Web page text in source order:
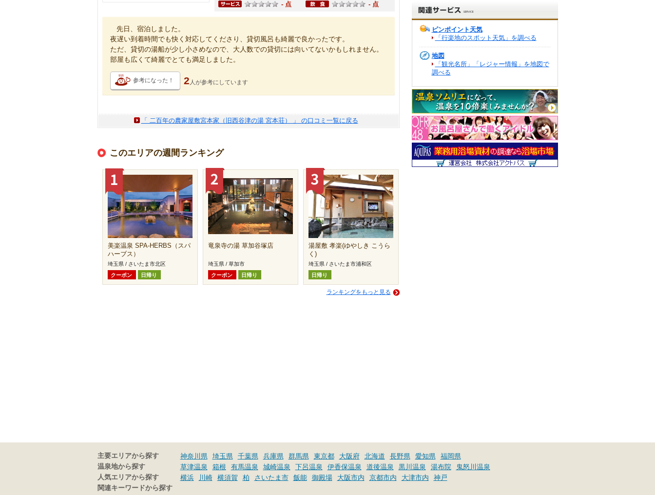
- 点
- 点
先日、宿泊しました。
夜遅い到着時間でも快く対応してくださり、貸切風呂も綺麗で良かったです。
ただ、貸切の湯船が少し小さめなので、大人数での貸切には向いてないかもしれません。
部屋も広くて綺麗でとても満足しました。
参考になった！ 2 人が参考にしています
「 二百年の農家屋敷宮本家（旧西谷津の湯 宮本荘） 」 の口コミ一覧に戻る
このエリアの週間ランキング
美楽温泉 SPA-HERBS（スパ
ハーブス）
埼玉県 / さいたま市北区
クーポン
日帰り
竜泉寺の湯 草加谷塚店
埼玉県 / 草加市
クーポン
日帰り
湯屋敷 孝楽(ゆやしき こうら
く)
埼玉県 / さいたま市浦和区
日帰り
ランキングをもっと見る
ピンポイント天気
「行楽地のスポット天気」を調べる
地図
「観光名所」「レジャー情報」を地図で
調べる
主要エリアから探す 神奈川県 埼玉県 千葉県 兵庫県 群馬県 東京都 大阪府 北海道 長野県 愛知県 福岡県
温泉地から探す 草津温泉 箱根 有馬温泉 城崎温泉 下呂温泉 伊香保温泉 道後温泉 黒川温泉 湯布院 鬼怒川温泉
人気エリアから探す 横浜 川崎 横須賀 柏 さいたま市 飯能 御殿場 大阪市内 京都市内 大津市内 神戸
関連キーワードから探す